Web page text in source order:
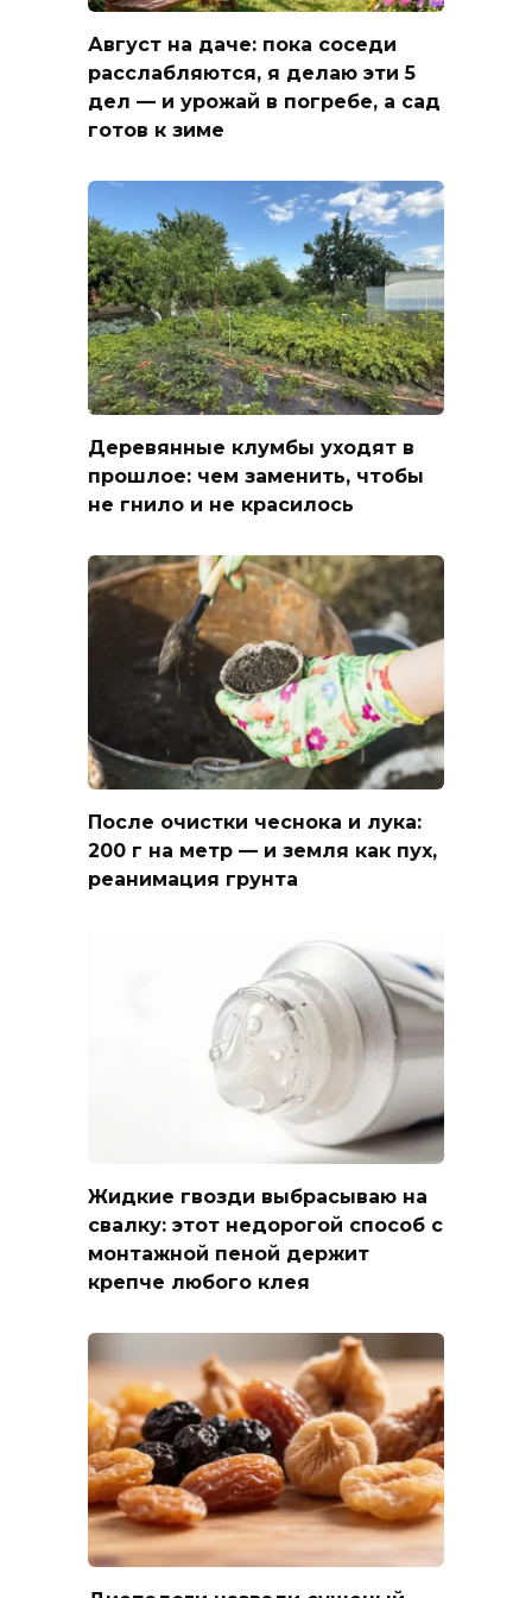
Август на даче: пока соседи
расслабляются, я делаю эти 5
дел — и урожай в погребе, а сад
готов к зиме
Деревянные клумбы уходят в
прошлое: чем заменить, чтобы
не гнило и не красилось
После очистки чеснока и лука:
200 г на метр — и земля как пух,
реанимация грунта
Жидкие гвозди выбрасываю на
свалку: этот недорогой способ с
монтажной пеной держит
крепче любого клея